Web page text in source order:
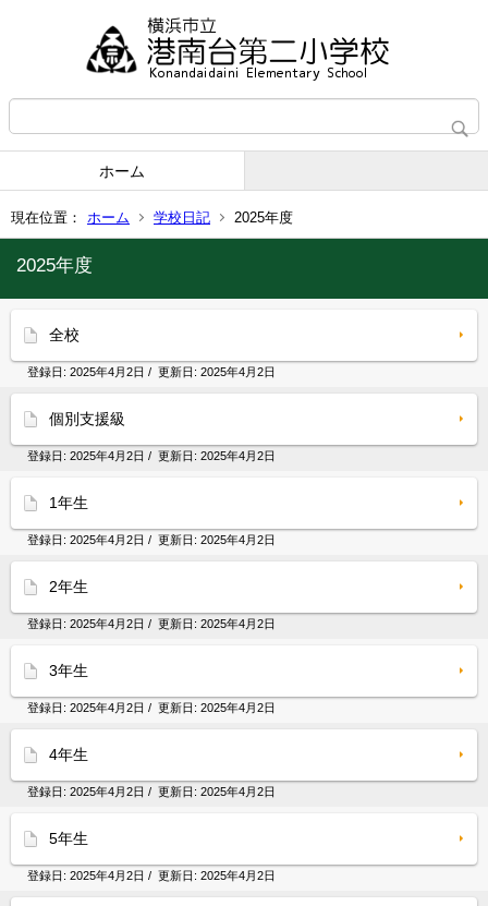
ホーム
現在位置： ホーム 学校日記 2025年度
2025年度
全校
登録日: 2025年4月2日 / 更新日: 2025年4月2日
個別支援級
登録日: 2025年4月2日 / 更新日: 2025年4月2日
1年生
登録日: 2025年4月2日 / 更新日: 2025年4月2日
2年生
登録日: 2025年4月2日 / 更新日: 2025年4月2日
3年生
登録日: 2025年4月2日 / 更新日: 2025年4月2日
4年生
登録日: 2025年4月2日 / 更新日: 2025年4月2日
5年生
登録日: 2025年4月2日 / 更新日: 2025年4月2日